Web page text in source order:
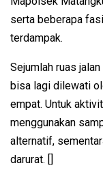
serta beberapa
terdampak.
Sejumlah ruas
bisa lagi dilewati
empat. Untuk
menggunakan
alternatif,
darurat. []